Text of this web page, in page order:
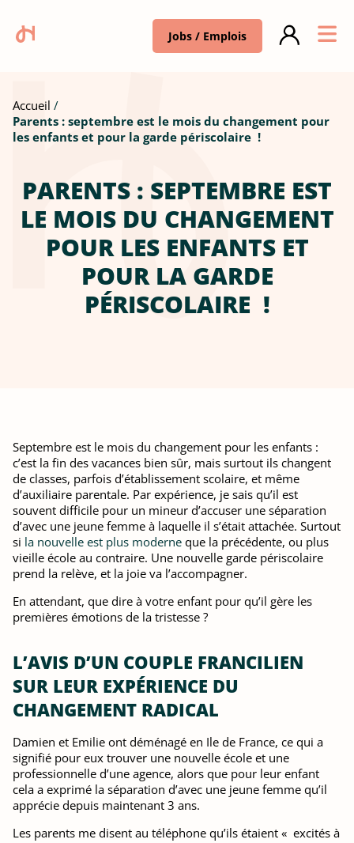
Jobs / Emplois
Accueil
Parents : septembre est le mois du changement pour
les enfants et pour la garde périscolaire !
PARENTS : SEPTEMBRE EST
LE MOIS DU CHANGEMENT
POUR LES ENFANTS ET
POUR LA GARDE
PÉRISCOLAIRE !
Septembre est le mois du changement pour les enfants :
c’est la fin des vacances bien sûr, mais surtout ils changent
de classes, parfois d’établissement scolaire, et même
d’auxiliaire parentale. Par expérience, je sais qu’il est
souvent difficile pour un mineur d’accuser une séparation
d’avec une jeune femme à laquelle il s’était attachée. Surtout
si la nouvelle est plus moderne que la précédente, ou plus
vieille école au contraire. Une nouvelle garde périscolaire
prend la relève, et la joie va l’accompagner.
En attendant, que dire à votre enfant pour qu’il gère les
premières émotions de la tristesse ?
L’AVIS D’UN COUPLE FRANCILIEN
SUR LEUR EXPÉRIENCE DU
CHANGEMENT RADICAL
Damien et Emilie ont déménagé en Ile de France, ce qui a
signifié pour eux trouver une nouvelle école et une
professionnelle d’une agence, alors que pour leur enfant
cela a exprimé la séparation d’avec une jeune femme qu’il
apprécie depuis maintenant 3 ans.
Les parents me disent au téléphone qu’ils étaient « excités à